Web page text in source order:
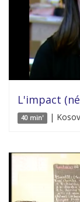
L'impact
40 min' |